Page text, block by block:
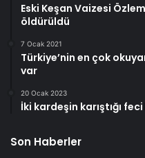
Eski Keşan Vaizesi
öldürüldü
7 Ocak 2021
Türkiye’nin en çok
var
20 Ocak 2023
İki kardeşin karıştığı
Son Haberler